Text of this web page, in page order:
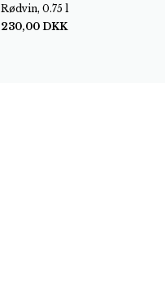
Rødvin, 0.75 l
230,00 DKK